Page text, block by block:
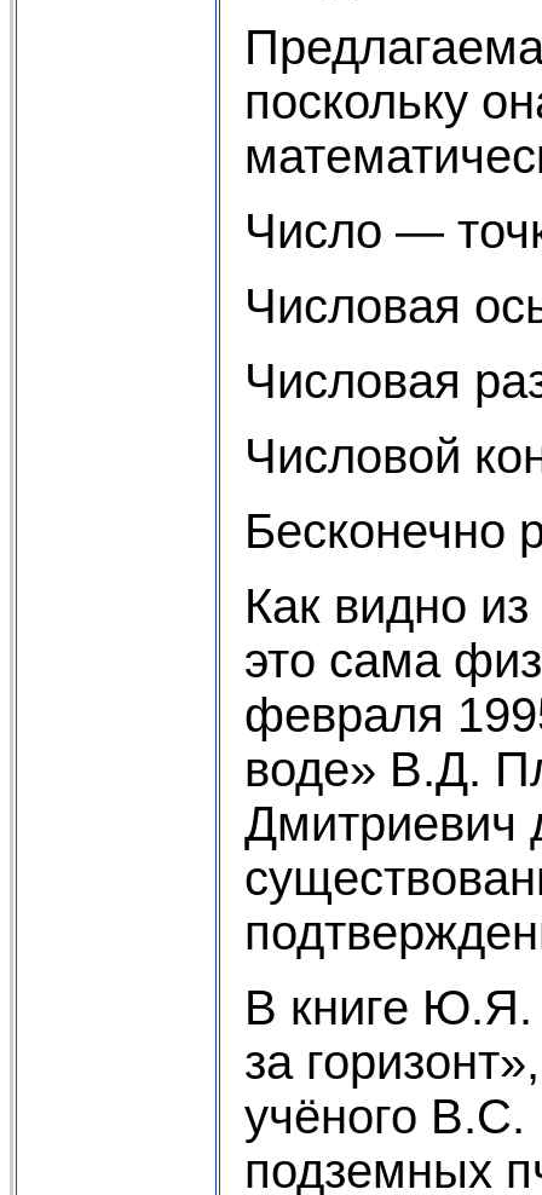
поскольку
Число —
Числовая
Числовая
Числовой
Бесконечно
Как видно
это сама
февраля
воде» В.Д.
Дмитриевич
В книге Ю.Я.
за
учёного В.С.
подземных